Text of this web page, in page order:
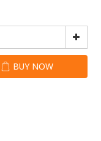
BUY NOW